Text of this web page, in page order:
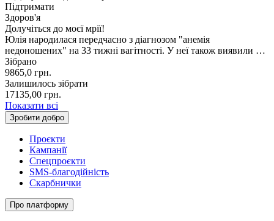
Підтримати
Здоров'я
Долучіться до моєї мрії!
Юлія народилася передчасно з діагнозом "анемія
недоношених" на 33 тижні вагітності. У неї також виявили …
Зібрано
9865,0 грн.
Залишилось зібрати
17135,00 грн.
Показати всі
Зробити добро
Проєкти
Кампанії
Спецпроєкти
SMS-благодійність
Скарбнички
Про платформу